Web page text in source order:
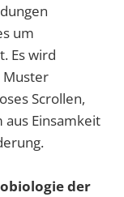
um
Es wird
Muster
Scrollen,
aus Einsamkeit
der